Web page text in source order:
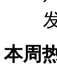
本周